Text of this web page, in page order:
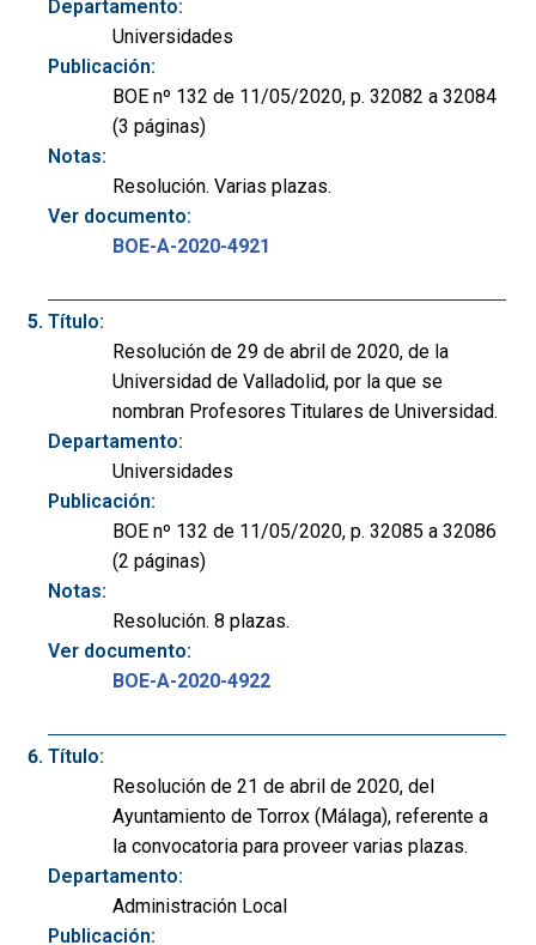
Departamento:
Universidades
Publicación:
BOE nº 132 de 11/05/2020, p. 32082 a 32084
(3 páginas)
Notas:
Resolución. Varias plazas.
Ver documento:
BOE-A-2020-4921
Título:
Resolución de 29 de abril de 2020, de la
Universidad de Valladolid, por la que se
nombran Profesores Titulares de Universidad.
Departamento:
Universidades
Publicación:
BOE nº 132 de 11/05/2020, p. 32085 a 32086
(2 páginas)
Notas:
Resolución. 8 plazas.
Ver documento:
BOE-A-2020-4922
Título:
Resolución de 21 de abril de 2020, del
Ayuntamiento de Torrox (Málaga), referente a
la convocatoria para proveer varias plazas.
Departamento:
Administración Local
Publicación: